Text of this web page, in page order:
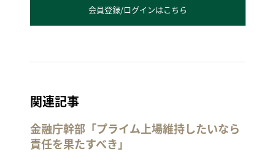
会員登録/ログインはこちら
関連記事
金融庁幹部「プライム上場維持したいなら
責任を果たすべき」